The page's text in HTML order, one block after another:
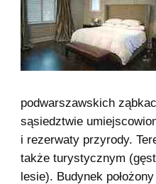
podwarszawskich
sąsiedztwie
i rezerwaty przyrody.
także turystycznym
lesie). Budynek